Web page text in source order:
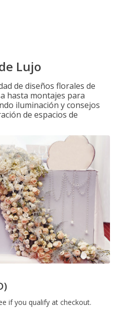
Lujo
de diseños florales de
hasta montajes para
iluminación y consejos
de espacios de
if you qualify at checkout.